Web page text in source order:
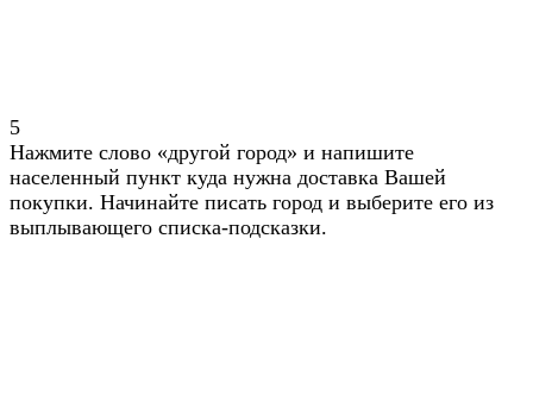
5
Нажмите слово «другой город» и напишите
населенный пункт куда нужна доставка Вашей
покупки. Начинайте писать город и выберите его из
выплывающего списка-подсказки.